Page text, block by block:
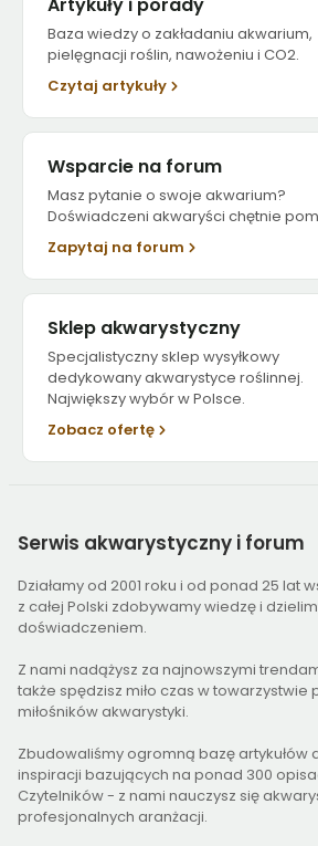
Baza wiedzy o zakładaniu akwarium,
pielęgnacji roślin, nawożeniu i CO2.
Czytaj artykuły
Wsparcie na forum
Masz pytanie o swoje akwarium?
Doświadczeni akwaryści chętnie
Zapytaj na forum
Sklep akwarystyczny
Specjalistyczny sklep wysyłkowy
dedykowany akwarystyce roślinnej.
Największy wybór w Polsce.
Zobacz ofertę
Serwis akwarystyczny i forum
Działamy od 2001 roku i od ponad 25 lat
z całej Polski zdobywamy wiedzę i
doświadczeniem.
Z nami nadążysz za najnowszymi
także spędzisz miło czas w towarzystwie
miłośników akwarystyki.
Zbudowaliśmy ogromną bazę artykułów
inspiracji bazujących na ponad 300
Czytelników - z nami nauczysz się
profesjonalnych aranżacji.